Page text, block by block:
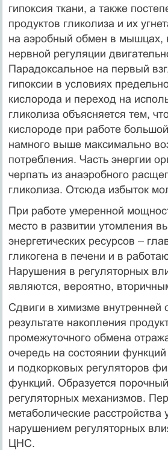
гипоксия ткани, а также
продуктов гликолиза и их
на аэробный обмен в мышцах,
нервной регуляции
Парадоксальное на первый
гипоксии в условиях
кислорода и переход на
гликолиза объясняется тем,
кислороде при работе
намного выше максимально
потребления. Часть энергии
черпать из анаэробного
гликолиза. Отсюда избыток
При работе умеренной
место в развитии утомления
энергетических ресурсов –
гликогена в печени и в
Нарушения в регуляторных
являются, вероятно,
Сдвиги в химизме внутренней
результате накопления
промежуточного обмена
очередь на состоянии
и подкорковых регуляторов
функций. Образуется
регуляторных механизмов.
метаболические расстройства
нарушением регуляторных
ЦНС.